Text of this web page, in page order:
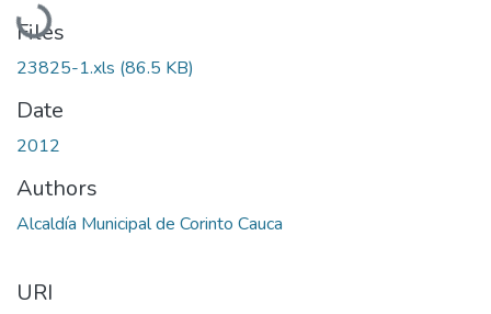
Files
23825-1.xls (86.5 KB)
Date
2012
Authors
Alcaldía Municipal de Corinto Cauca
URI